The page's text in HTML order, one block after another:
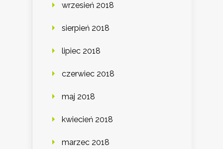
wrzesień 2018
sierpień 2018
lipiec 2018
czerwiec 2018
maj 2018
kwiecień 2018
marzec 2018